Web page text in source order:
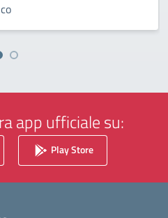
app ufficiale su:
Play Store